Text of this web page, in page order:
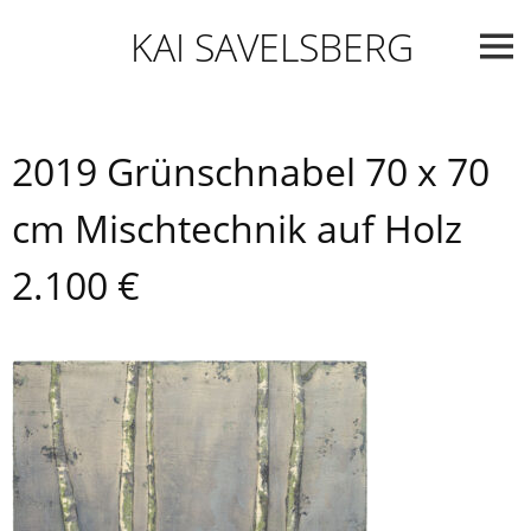
KAI SAVELSBERG
2019 Grünschnabel 70 x 70
cm Mischtechnik auf Holz
2.100 €